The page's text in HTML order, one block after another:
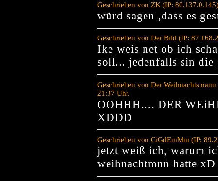
Geschrieben von ZK (IP:
würd sagen ,dass es
Geschrieben von Der Bild (IP:
Ike weis net ob ich
soll... jedenfalls sin die
Geschrieben von Der
21:37 Uhr.
OOHHH.... DER
XDDD
Geschrieben von CiGdEmMm (IP:
jetzt weiß ich, warum
weihnachtmnn hatte xD